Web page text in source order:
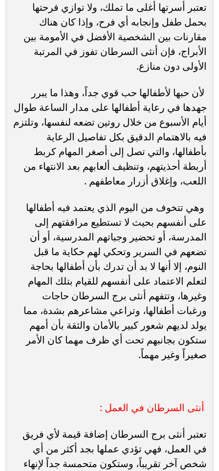
تعتبر أسرتها أغلى ما تملك، ولا توازي فرحتها
بحمل طفل وإنجابه أي فرح، وإذا كان هناك
مقارنات بين الشخصية الأفضل في الأمومة بين
الأبراج، فإن أنثى السرطان تفوز في المرتبة
الأولى دون منازع.
لأن حبها لأطفالها حب قوي جداً، وهذا ما يبرر
جهدها في رعاية أطفالها على مدار الساعة طوال
أيام الأسبوع من خلال روتين تضعه لنفسها، وتلتزم
فيه بالاهتمام الدقيق بكل تفاصيل الرعاية
بأطفالها، والتي تصل إلى أصغر المهام كربط
أربطة أحذيتهم، وتنظيف ألعابهم بعد الانتهاء من
اللعب، وإغلاق أزرار معاطفهم .
وهي تتخوف من اليوم الذي يعتمد فيه أطفالها
على أنفسهم بحيث لا تستطيع مرافقتهم إلى
المدرسة، أو تحضير وجباتهم المدرسية، أو أن
تضعهم في السرير وتحكي لهم حكاية ما قبل
النوم، إلا أنها لا بد أن تدرك بأن أطفالها بحاجة
لتعلم الاعتماد على أنفسهم للقيام بتلك المهام
وغيرها، وتتفهم أنثى برج السرطان حاجات
ورغبات أطفالها، وتراعي مشاعرهم بشدة، مما
يولد لديهم شعور كبير بالأمان والثقة بأن أمهم
ستكون بجانبهم تحت أي ظرف مهما كان الأمر
صغيراً وغير مهماً.
أنثى السرطان في العمل :
تعتبر أنثى برج السرطان إضافة قيمة لأي فريق
في العمل، فهي تؤدي عملها بجد أكثر من أي
شخص آخر تقريباً، وستكون متحمسة جداً لإنهاء